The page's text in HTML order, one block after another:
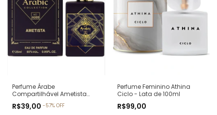
Perfume Árabe
Compartilhável Ametista
25ml (Ref. Olfativa: Bade'e Al
R$39,00 -57% OFF
Perfume Feminino Athina
Ciclo - Lata de 100ml
R$99,00